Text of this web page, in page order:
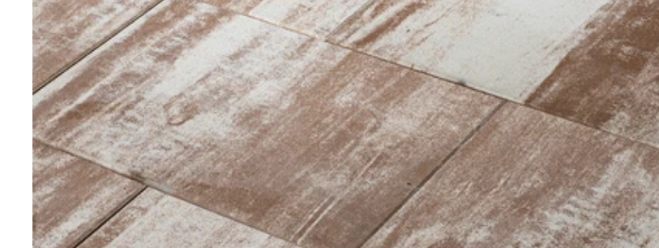
Nezbytně nutné soubory cookie umožňují základní funkce webových stránek, jako je
stránky nelze bez nezbytně nutných souborů cookie správně používat.
Název
Poskytovatel /
Doména
Popis
CookieScriptConsent
CookieScript
.ferobet.cz
5 měsíců
4 týdny
Tento soubor cookie
zapamatování předvoleb
návštěvníků. Je nutné, aby
fungoval správně.
laravel_session
Laravel LLC
plotova-
kalkulacka.ferobet.cz
Zavřením
prohlížeče
Interně laravel používá
relace pro uživatele
udid .ferobet.cz
4 týdny 2
dny
Tento cookie se používá k
mají přístup k webové
uživatelskou zkušenost.
XSRF-TOKEN
plotova-
kalkulacka.ferobet.cz
1 rok
Tento soubor cookie je
stránek při prevenci útoků
Zásadách ochrany osobních údajů společnosti Google.